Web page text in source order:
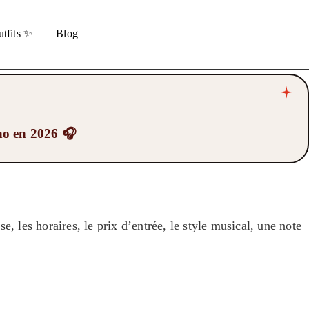
✨ Blog
en 2026 🎧
les horaires, le prix d’entrée, le style musical, une note